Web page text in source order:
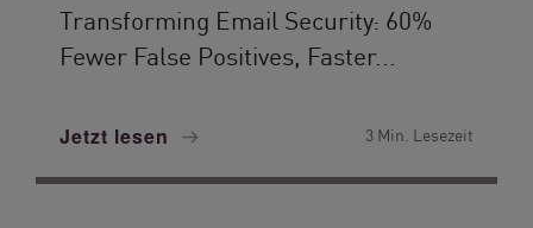
Transforming Email Security: 60%
Fewer False Positives, Faster...
Jetzt lesen 3 Min. Lesezeit